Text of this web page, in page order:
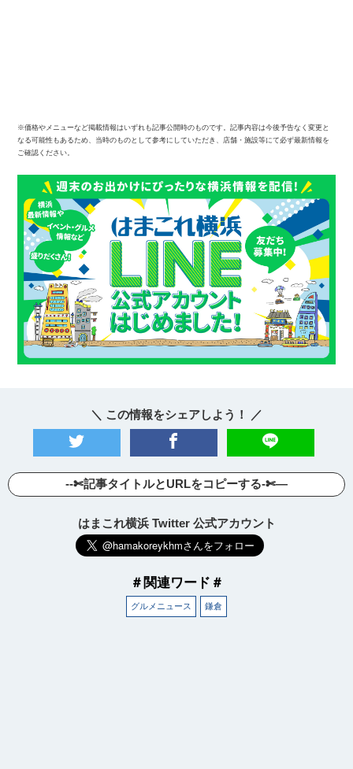
※価格やメニューなど掲載情報はいずれも記事公開時のものです。記事内容は今後予告なく変更と
なる可能性もあるため、当時のものとして参考にしていただき、店舗・施設等にて必ず最新情報を
ご確認ください。
＼ この情報をシェアしよう！ ／
--✄記事タイトルとURLをコピーする-✄—
はまこれ横浜 Twitter 公式アカウント
＃関連ワード＃
グルメニュース 鎌倉